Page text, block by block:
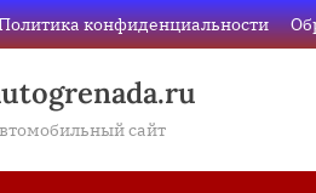
конфиденциальности
сайт